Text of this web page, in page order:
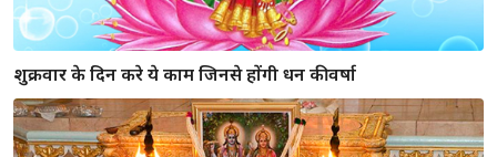
शुक्रवार के दिन करे ये काम जिनसे होंगी धन की वर्षा